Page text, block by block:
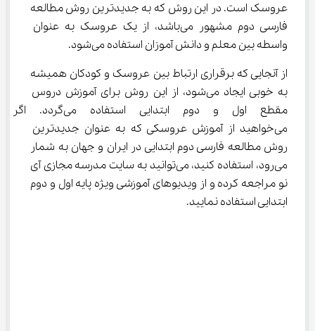
عروسک است. در این روش که به جدیدترین روش مطالعه
فارسی دوم مشهور می‌باشد، از یک عروسک به عنوان
واسطه بین معلم و دانش آموزان استفاده می‌شود.
از آنجایی که برقراری ارتباط بین عروسک و کودکان همیشه
به خوبی ایجاد می‌شود، از این روش برای آموزش دروس
مقطع اول و دوم ابتدایی
می‌خواهید از آموزش عروسکی که به عنوان جدیدترین
روش مطالعه فارسی دوم ابتدایی در ایران و جهان به شمار
می‌رود، استفاده کنید، می‌توانید به سایت مدرسه مجازی آی
نو مراجعه کرده و از ویدیوهای آموزشی ویژه پایه اول و دوم
ابتدایی استفاده نمایید.